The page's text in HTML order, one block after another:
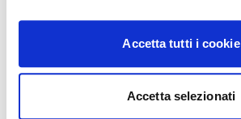
Accetta tutti i cookie
Accetta selezionati